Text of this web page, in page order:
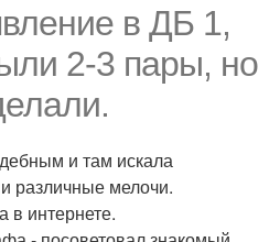
в ДБ 1,
2-3 пары, но
и там искала
различные мелочи.
в интернете.